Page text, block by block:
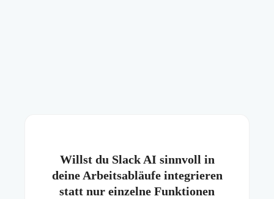
Willst du Slack AI sinnvoll in
deine Arbeitsabläufe integrieren
statt nur einzelne Funktionen